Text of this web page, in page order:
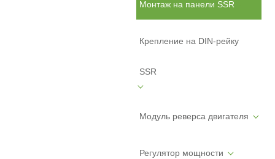
Монтаж на панели SSR
Крепление на DIN-рейку
SSR
Модуль реверса двигателя
Регулятор мощности